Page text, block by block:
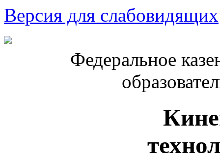
Версия для слабовидящих
Федеральное